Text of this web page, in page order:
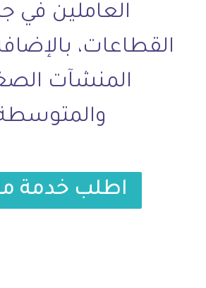
العاملين في
القطاعات،
المنشآت
اطلب خدمة